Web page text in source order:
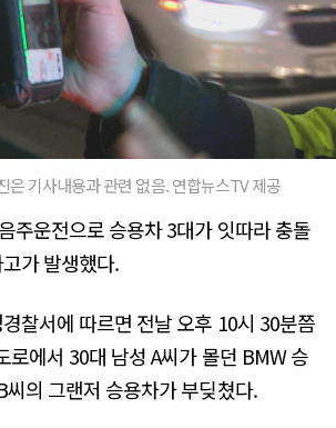
은 기사내용과 관련 없음. 연합뉴스TV 제공
주운전으로 승용차 3대가 잇따라 충돌
가 발생했다.
찰서에 따르면 전날 오후 10시 30분쯤
로에서 30대 남성 A씨가 몰던 BMW 승
씨의 그랜저 승용차가 부딪쳤다.